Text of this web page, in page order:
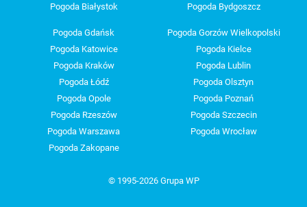
Pogoda Białystok Pogoda Bydgoszcz
Pogoda Gdańsk
Pogoda Gorzów Wielkopolski
Pogoda Katowice
Pogoda Kielce
Pogoda Kraków
Pogoda Lublin
Pogoda Łódź
Pogoda Olsztyn
Pogoda Opole
Pogoda Poznań
Pogoda Rzeszów
Pogoda Szczecin
Pogoda Warszawa
Pogoda Wrocław
Pogoda Zakopane
© 1995-2026 Grupa WP